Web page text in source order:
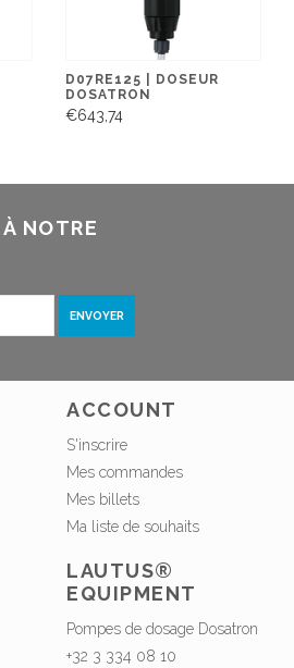
D07RE125 | DOSEUR
DOSATRON
€643,74
NOTRE
ENVOYER
ACCOUNT
S'inscrire
Mes commandes
Mes billets
Ma liste de souhaits
LAUTUS®
EQUIPMENT
Pompes de dosage Dosatron
+32 3 334 08 10